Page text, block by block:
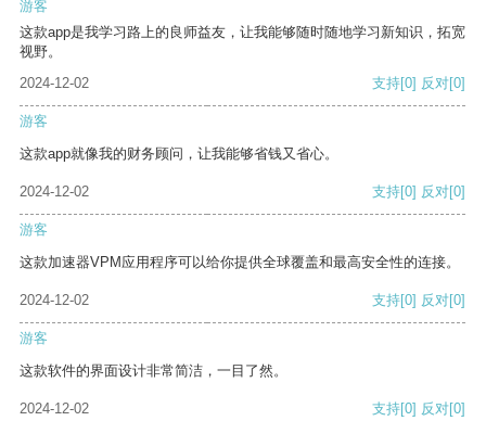
游客
这款app是我学习路上的良师益友，让我能够随时随地学习新知识，拓宽
视野。
2024-12-02
支持[0] 反对[0]
游客
这款app就像我的财务顾问，让我能够省钱又省心。
2024-12-02 支持[0] 反对[0]
游客
这款加速器VPM应用程序可以给你提供全球覆盖和最高安全性的连接。
2024-12-02 支持[0] 反对[0]
游客
这款软件的界面设计非常简洁，一目了然。
2024-12-02 支持[0] 反对[0]